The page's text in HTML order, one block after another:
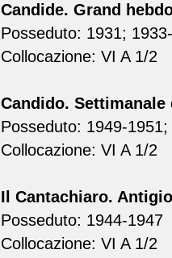
Candide. Grand
Posseduto: 1931;
Collocazione: VI A 1/2
Candido.
Posseduto: 1949-
Collocazione: VI A 1/2
Il Cantachiaro.
Posseduto: 1944-1947
Collocazione: VI A 1/2